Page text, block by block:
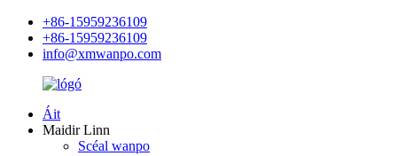
+86-15959236109
+86-15959236109
info@xmwanpo.com
Áit
Maidir Linn
Scéal wanpo